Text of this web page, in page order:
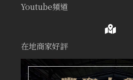
Youtube頻道
在地商家好評